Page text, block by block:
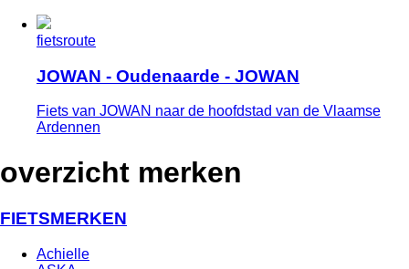
fietsroute
JOWAN - Oudenaarde - JOWAN
Fiets van JOWAN naar de hoofdstad van de Vlaamse
Ardennen
overzicht merken
FIETSMERKEN
Achielle